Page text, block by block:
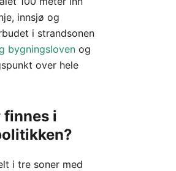
innsjø og
i strandsonen
bygningsloven og
over hele
finnes i
i tre soner med